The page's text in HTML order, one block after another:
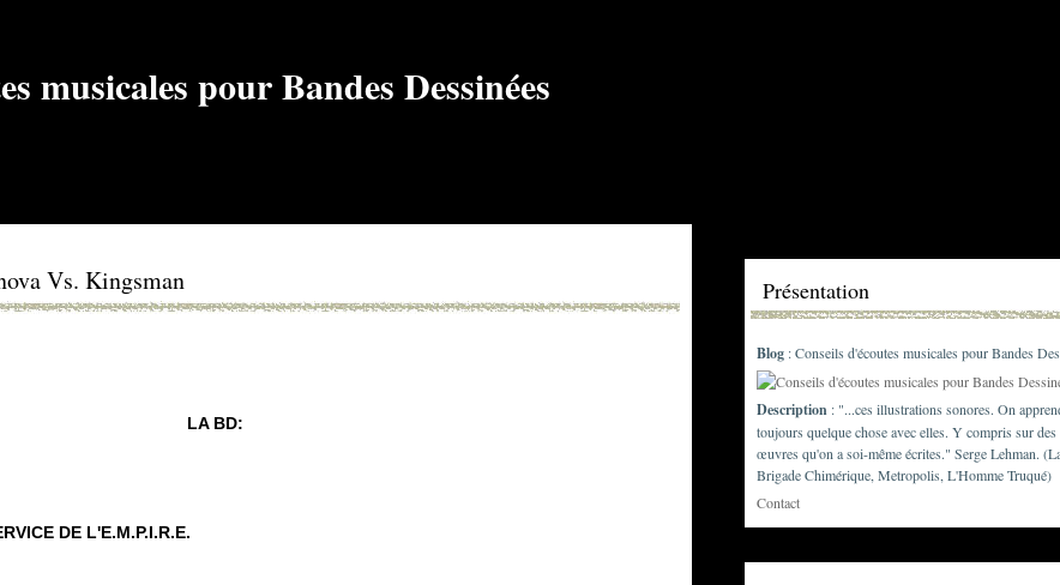
Vs. Kingsman
LA BD:
DE L'E.M.P.I.R.E.
Présentation
Blog : Conseils d'écoutes musicales pour Bandes
Description : "...ces illustrations sonores. On
toujours quelque chose avec elles. Y compris sur des
œuvres qu'on a soi-même écrites." Serge Lehman.
Brigade Chimérique, Metropolis, L'Homme Truqué)
Contact